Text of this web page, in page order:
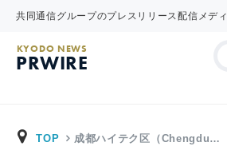
共同通信グループのプレスリリース配信メデ
KYODO NEWS
PRWIRE
TOP 成都ハイテク区（Chengdu…